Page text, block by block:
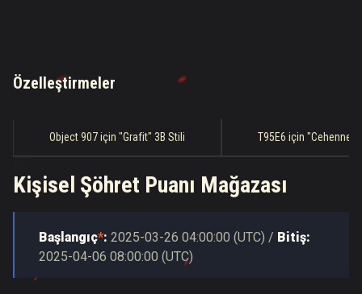
Özelleştirmeler
Object 907 için "Grafit" 3B Stili T95E6 için "Cehennem
Kişisel Şöhret Puanı Mağazası
Başlangıç*: 2025-03-26 04:00:00 (UTC) / Bitiş:
2025-04-06 08:00:00 (UTC)